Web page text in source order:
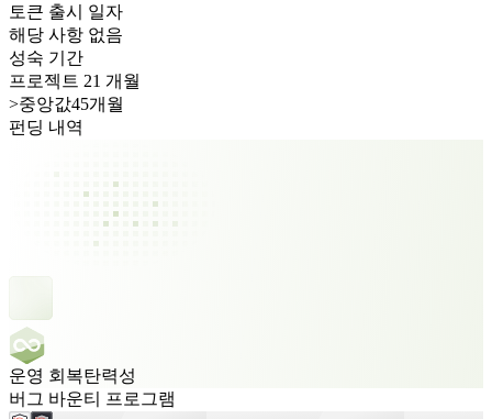
토큰 출시 일자
해당 사항 없음
성숙 기간
프로젝트 21 개월
>중앙값45개월
펀딩 내역
운영 회복탄력성
버그 바운티 프로그램